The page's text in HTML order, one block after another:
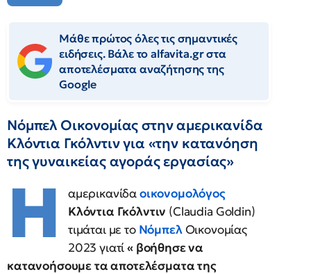
Μάθε πρώτος όλες τις σημαντικές
ειδήσεις. Βάλε το alfavita.gr στα
αποτελέσματα αναζήτησης της
Google
Νόμπελ Οικονομίας στην αμερικανίδα
Κλόντια Γκόλντιν για «την κατανόηση
της γυναικείας αγοράς εργασίας»
Η αμερικανίδαοικονομολόγος
Κλόντια Γκόλντιν (Claudia Goldin)
τιμάται με το Νόμπελ Οικονομίας
2023 γιατί« βοήθησε να
κατανοήσουμε τα αποτελέσματα της